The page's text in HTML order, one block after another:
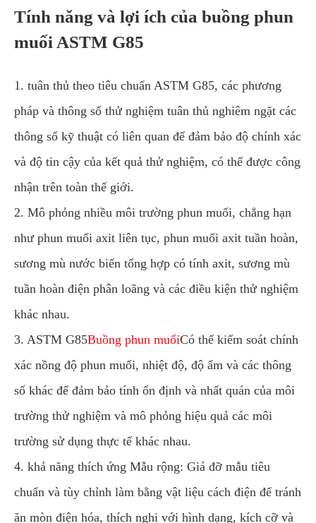
Tính năng và lợi ích của buồng phun
muối ASTM G85
1. tuân thủ theo tiêu chuẩn ASTM G85, các phương
pháp và thông số thử nghiệm tuân thủ nghiêm ngặt các
thông số kỹ thuật có liên quan để đảm bảo độ chính xác
và độ tin cậy của kết quả thử nghiệm, có thể được công
nhận trên toàn thế giới.
2. Mô phỏng nhiều môi trường phun muối, chẳng hạn
như phun muối axit liên tục, phun muối axit tuần hoàn,
sương mù nước biển tổng hợp có tính axit, sương mù
tuần hoàn điện phân loãng và các điều kiện thử nghiệm
khác nhau.
3. ASTM G85Buồng phun muốiCó thể kiểm soát chính
xác nồng độ phun muối, nhiệt độ, độ ẩm và các thông
số khác để đảm bảo tính ổn định và nhất quán của môi
trường thử nghiệm và mô phỏng hiệu quả các môi
trường sử dụng thực tế khác nhau.
4. khả năng thích ứng Mẫu rộng: Giá đỡ mẫu tiêu
chuẩn và tùy chỉnh làm bằng vật liệu cách điện để tránh
ăn mòn điện hóa, thích nghi với hình dạng, kích cỡ và